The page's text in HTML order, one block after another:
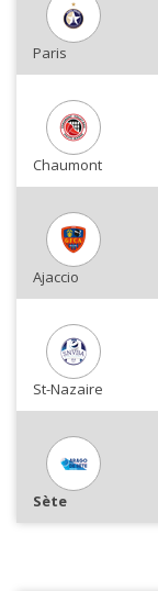
Paris
Chaumont
Ajaccio
St-Nazaire
Sète